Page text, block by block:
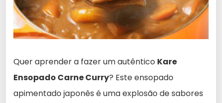
Quer aprender a fazer um autêntico Kare
Ensopado Carne Curry? Este ensopado
apimentado japonês é uma explosão de sabores